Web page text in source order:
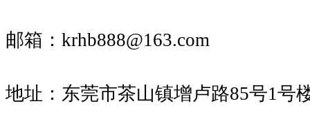
邮箱：krhb888@163.com
地址：东莞市茶山镇增卢路85号1号